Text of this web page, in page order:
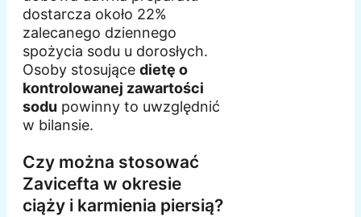
dostarcza około 22%
zalecanego dziennego
spożycia sodu u dorosłych.
Osoby stosujące dietę o
kontrolowanej zawartości
sodu powinny to uwzględnić
w bilansie.
Czy można stosować
Zavicefta w okresie
ciąży i karmienia piersią?